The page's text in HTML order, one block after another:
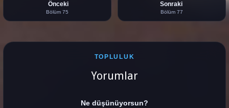
Önceki
Bölüm 75
Sonraki
Bölüm 77
TOPLULUK
Yorumlar
Ne düşünüyorsun?